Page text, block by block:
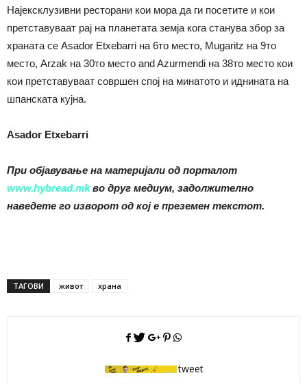
Најексклузивни ресторани кои мора да ги посетите и кои
претставуваат рај на планетата земја кога станува збор за
храната се Asador Etxebarri на 6то место, Mugaritz на 9то
место, Arzak на 30то место and Azurmendi на 38то место кои
кои претставуваат совршен спој на минатото и иднината на
шпанската кујна.
Asador Etxebarri
При објавување на материјали од порталот
www.hybread.mkво друг медиум, задолжително
наведете го изворот од кој е преземен текстот.
ТАГОВИ живот храна
tweet